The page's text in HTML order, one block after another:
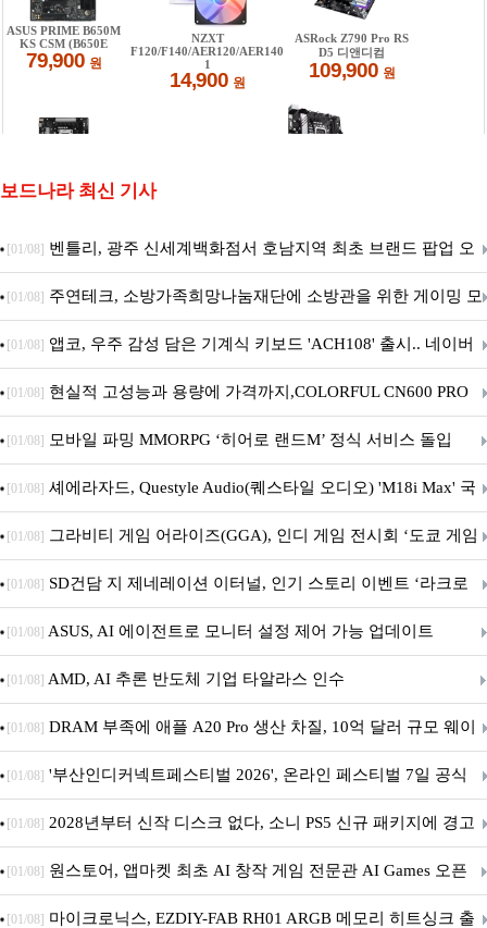
보드나라 최신 기사
[01/08] 벤틀리, 광주 신세계백화점서 호남지역 최초 브랜드 팝업 오
픈
[01/08] 주연테크, 소방가족희망나눔재단에 소방관을 위한 게이밍 모
니터·스마트 펫 침대 기부
[01/08] 앱코, 우주 감성 담은 기계식 키보드 'ACH108' 출시.. 네이버
브랜드데이 기획전 진행
[01/08] 현실적 고성능과 용량에 가격까지,COLORFUL CN600 PRO
M.2 NVMe 디앤디컴 1TB
[01/08] 모바일 파밍 MMORPG ‘히어로 랜드M’ 정식 서비스 돌입
[01/08] 셰에라자드, Questyle Audio(퀘스타일 오디오) 'M18i Max' 국
내 정식 출시
[01/08] 그라비티 게임 어라이즈(GGA), 인디 게임 전시회 ‘도쿄 게임
던전 13’ 참가!
[01/08] SD건담 지 제네레이션 이터널, 인기 스토리 이벤트 ‘라크로
아의 용사’ 재개최 및 풍성한 기념 이벤트 실시!
[01/08] ASUS, AI 에이전트로 모니터 설정 제어 가능 업데이트
[01/08] AMD, AI 추론 반도체 기업 타알라스 인수
[01/08] DRAM 부족에 애플 A20 Pro 생산 차질, 10억 달러 규모 웨이
퍼 대기
[01/08] '부산인디커넥트페스티벌 2026', 온라인 페스티벌 7일 공식
개막... 22일간 진행
[01/08] 2028년부터 신작 디스크 없다, 소니 PS5 신규 패키지에 경고
문 추가
[01/08] 원스토어, 앱마켓 최초 AI 창작 게임 전문관 AI Games 오픈
[01/08] 마이크로닉스, EZDIY-FAB RH01 ARGB 메모리 히트싱크 출